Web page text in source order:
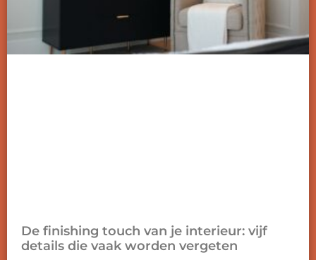
De finishing touch van je interieur: vijf
details die vaak worden vergeten